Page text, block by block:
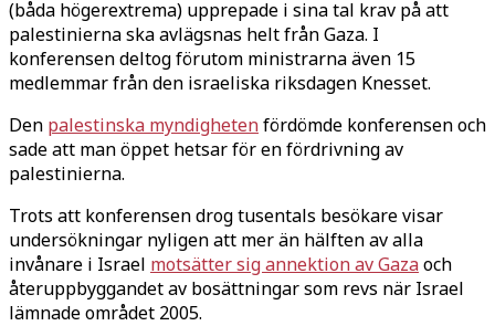
(båda högerextrema) upprepade i sina tal krav på att
palestinierna ska avlägsnas helt från Gaza. I
konferensen deltog förutom ministrarna även 15
medlemmar från den israeliska riksdagen Knesset.
Den palestinska myndighetenfördömde konferensen och
sade att man öppet hetsar för en fördrivning av
palestinierna.
Trots att konferensen drog tusentals besökare visar
undersökningar nyligen att mer än hälften av alla
invånare i Israel motsätter sig annektion av Gazaoch
återuppbyggandet av bosättningar som revs när Israel
lämnade området 2005.